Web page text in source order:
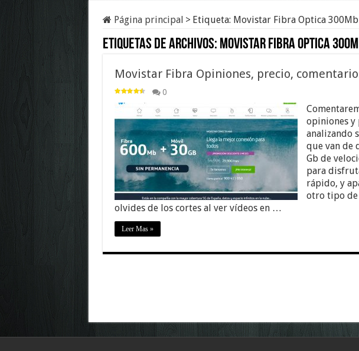
Página principal > Etiqueta: Movistar Fibra Optica 300Mb
Etiquetas de archivos: Movistar Fibra Optica
Movistar Fibra Opiniones, precio,
0
opiniones y
analizando
que van de
Gb de
para
rápido, y
otro tipo de
olvides de los cortes al ver vídeos en …
Leer Mas »